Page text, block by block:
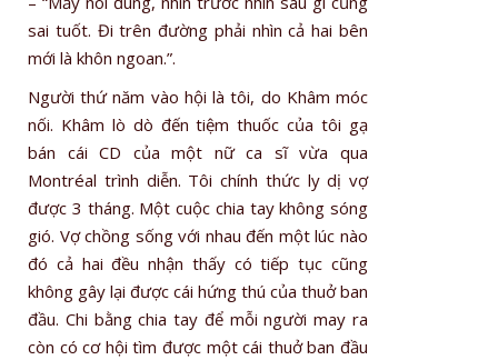
sai tuốt. Đi trên đường phải nhìn cả hai bên
mới là khôn ngoan.”.
Người thứ năm vào hội là tôi, do Khâm móc
nối. Khâm lò dò đến tiệm thuốc của tôi gạ
bán cái CD của một nữ ca sĩ vừa qua
Montréal trình diễn. Tôi chính thức ly dị vợ
được 3 tháng. Một cuộc chia tay không sóng
gió. Vợ chồng sống với nhau đến một lúc nào
đó cả hai đều nhận thấy có tiếp tục cũng
không gây lại được cái hứng thú của thuở ban
đầu. Chi bằng chia tay để mỗi người may ra
còn có cơ hội tìm được một cái thuở ban đầu